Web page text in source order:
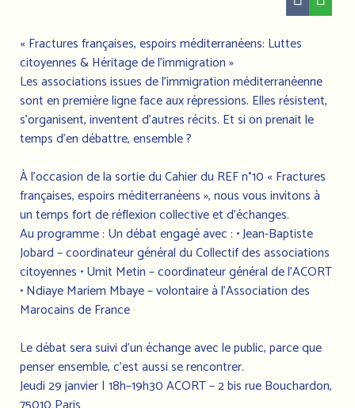
« Fractures françaises, espoirs méditerranéens: Luttes
citoyennes & Héritage de l’immigration »
Les associations issues de l’immigration méditerranéenne
sont en première ligne face aux répressions. Elles résistent,
s’organisent, inventent d’autres récits. Et si on prenait le
temps d’en débattre, ensemble ?
À l’occasion de la sortie du Cahier du REF n°10 « Fractures
françaises, espoirs méditerranéens », nous vous invitons à
un temps fort de réflexion collective et d’échanges.
Au programme : Un débat engagé avec : • Jean-Baptiste
Jobard – coordinateur général du Collectif des associations
citoyennes • Umit Metin – coordinateur général de l’ACORT
• Ndiaye Mariem Mbaye – volontaire à l’Association des
Marocains de France
Le débat sera suivi d’un échange avec le public, parce que
penser ensemble, c’est aussi se rencontrer.
Jeudi 29 janvier | 18h–19h30 ACORT – 2 bis rue Bouchardon,